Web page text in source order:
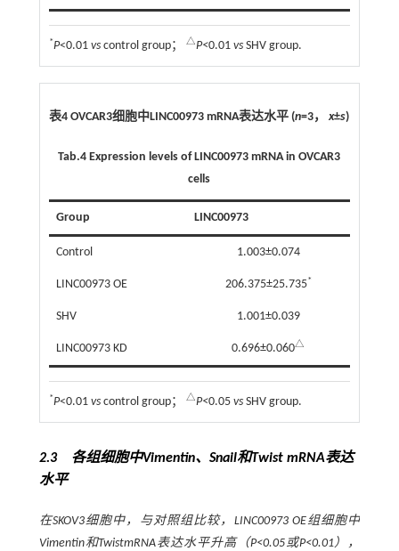
*P<0.01 vscontrol group； △P<0.01 vsSHV group.
表4 OVCAR3细胞中LINC00973 mRNA表达水平 (n=3，x±s)
Tab.4Expression levels of LINC00973 mRNA in OVCAR3
cells
Group LINC00973
Control 1.003±0.074
LINC00973 OE 206.375±25.735*
SHV 1.001±0.039
LINC00973 KD 0.696±0.060△
*P<0.01 vscontrol group； △P<0.05 vsSHV group.
2.3 各组细胞中Vimentin、Snail和Twist mRNA表达
水平
在SKOV3细胞中，与对照组比较，LINC00973 OE组细胞中
Vimentin和TwistmRNA表达水平升高（P<0.05或P<0.01），